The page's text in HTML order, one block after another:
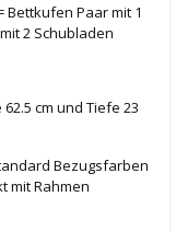
Bettkufen Paar mit 1
2 Schubladen
cm und Tiefe 23
Bezugsfarben
mit Rahmen